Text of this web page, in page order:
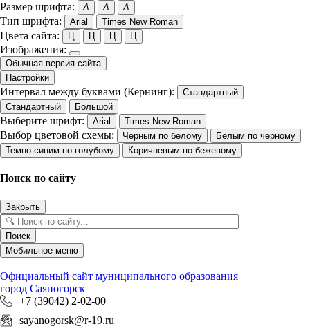
Размер шрифта: A A A
Тип шрифта: Arial Times New Roman
Цвета сайта: Ц Ц Ц Ц
Изображения:
Обычная версия сайта
Настройки
Интервал между буквами (Кернинг):
Стандартный
Стандартный
Большой
Выберите шрифт: Arial Times New Roman
Выбор цветовой схемы: Черным по белому
Белым по черному
Темно-синим по голубому
Коричневым по бежевому
Поиск по сайту
Закрыть
Поиск
Мобильное меню
Официальный сайт муниципального образования
город Саяногорск
+7 (39042) 2-02-00
sayanogorsk@r-19.ru